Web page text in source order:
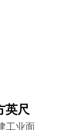
英尺
工业面